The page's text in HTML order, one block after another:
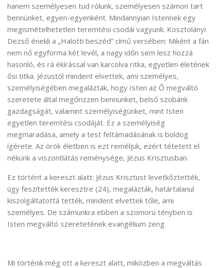
hanem személyesen tud rólunk, személyesen számon tart
bennünket, egyen-egyenként. Mindannyian Istennek egy
megismételhetetlen teremtési csodái vagyunk. Kosztolányi
Dezső énekli a „Halotti beszéd” című versében: Miként a fán
nem nő egyforma két levél, a nagy időn sem lesz hozzá
hasonló, és rá ékírással van karcolva ritka, egyetlen életének
ősi titka. Jézustól mindent elvettek, ami személyes,
személyiségében megalázták, hogy Isten az Ő megváltó
szeretete által megőrizzen bennünket, belső szobánk
gazdagságát, valamint személyiségünket, mint Isten
egyetlen teremtési csodáját. Ez a személyiség
megmaradása, amely a test feltámadásának is boldog
ígérete. Az örök életben is ezt reméljük, ezért tétetett el
nékünk a viszontlátás reménysége, Jézus Krisztusban.
Ez történt a kereszt alatt: Jézus Krisztust levetkőztették,
úgy feszítették keresztre (24), megalázták, határtalanul
kiszolgáltatottá tették, mindent elvettek tőle, ami
személyes. De számunkra ebben a szomorú tényben is
Isten megváltó szeretetének evangélium zeng.
Mi történik még ott a kereszt alatt, miközben a megváltás